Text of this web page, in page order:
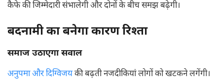
कैफे की जिम्मेदारी संभालेगी और दोनों के बीच समझ बढ़ेगी।
बदनामी का बनेगा कारण रिश्ता
समाज उठाएगा सवाल
अनुपमा और दिग्विजयकी बढ़ती नजदीकियां लोगों को खटकने लगेंगी।